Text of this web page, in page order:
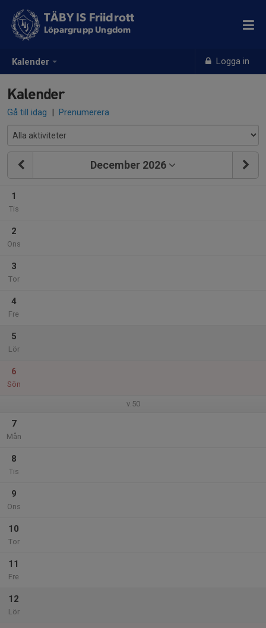
Kalender Logga in
TÄBY IS Friidrott
Löpargrupp Ungdom
Kalender
Gå till idag | Prenumerera
December 2026
1
Tis
2
Ons
3
Tor
4
Fre
5
Lör
6
Sön
v.50
7
Mån
8
Tis
9
Ons
10
Tor
11
Fre
12
Lör